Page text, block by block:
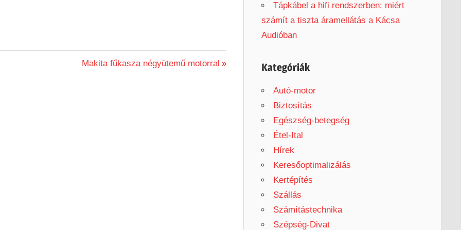
Next
Makita fűkasza négyütemű motorral
Tápkábel a hifi rendszerben: miért
számít a tiszta áramellátás a Kácsa
Audióban
Kategóriák
Autó-motor
Biztosítás
Egészség-betegség
Étel-Ital
Hírek
Keresőoptimalizálás
Kertépítés
Szállás
Számítástechnika
Szépség-Divat